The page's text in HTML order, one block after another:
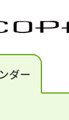
ダー